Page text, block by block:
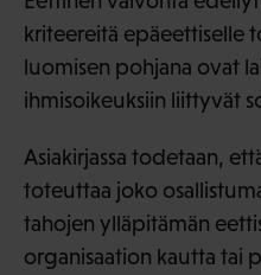
kriteereitä epäeettiselle
luomisen pohjana ovat
ihmisoikeuksiin liittyvät
Asiakirjassa todetaan,
toteuttaa joko
tahojen ylläpitämän
organisaation kautta tai